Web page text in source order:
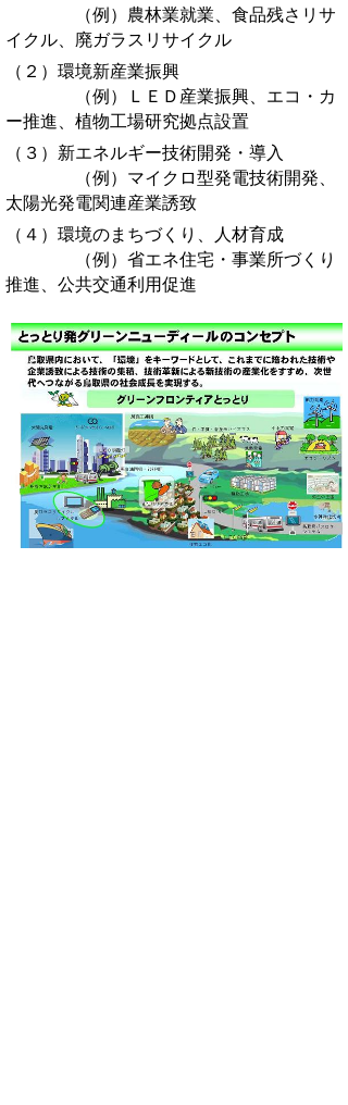
（例）農林業就業、食品残さリサ
イクル、廃ガラスリサイクル
（２）環境新産業振興
（例）ＬＥＤ産業振興、エコ・カ
ー推進、植物工場研究拠点設置
（３）新エネルギー技術開発・導入
（例）マイクロ型発電技術開発、
太陽光発電関連産業誘致
（４）環境のまちづくり、人材育成
（例）省エネ住宅・事業所づくり
推進、公共交通利用促進